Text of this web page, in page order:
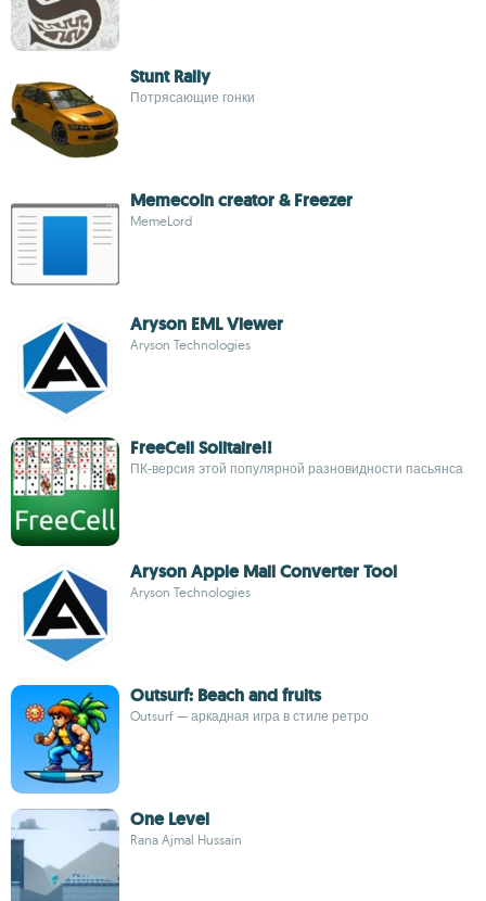
Stunt Rally
Потрясающие гонки
Memecoin creator & Freezer
MemeLord
Aryson EML Viewer
Aryson Technologies
FreeCell Solitaire!!
ПК-версия этой популярной разновидности пасьянса
Aryson Apple Mail Converter Tool
Aryson Technologies
Outsurf: Beach and fruits
Outsurf — аркадная игра в стиле ретро
One Level
Rana Ajmal Hussain